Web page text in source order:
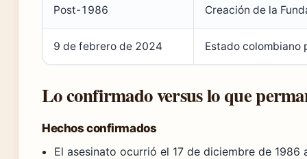
Post-1986 Creación de la
9 de febrero de 2024 Estado colombiano
Lo confirmado versus lo que
Hechos confirmados
El asesinato ocurrió el 17 de diciembre de 1986